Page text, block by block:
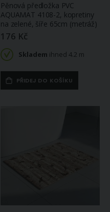
Pěnová předložka PVC
AQUAMAT 4108-2, kopretiny
na zelené, šíře 65cm (metráž)
176 Kč
Skladem ihned 4.2 m
PŘIDEJ DO KOŠÍKU